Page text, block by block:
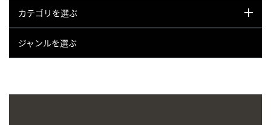
カテゴリを選ぶ
ジャンルを選ぶ